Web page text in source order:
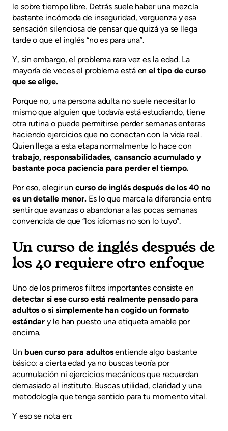
le sobre tiempo libre. Detrás suele haber una mezcla
bastante incómoda de inseguridad, vergüenza y esa
sensación silenciosa de pensar que quizá ya se llega
tarde o que el inglés “no es para una”.
Y, sin embargo, el problema rara vez es la edad. La
mayoría de veces el problema está enel tipo de curso
que se elige.
Porque no, una persona adulta no suele necesitar lo
mismo que alguien que todavía está estudiando, tiene
otra rutina o puede permitirse perder semanas enteras
haciendo ejercicios que no conectan con la vida real.
Quien llega a esta etapa normalmente lo hace con
trabajo, responsabilidades, cansancio acumulado y
bastante poca paciencia para perder el tiempo.
Por eso, elegir uncurso de inglés después de los 40 no
es un detalle menor. Es lo que marca la diferencia entre
sentir que avanzas o abandonar a las pocas semanas
convencida de que “los idiomas no son lo tuyo”.
Un curso de inglés después de
los 40 requiere otro enfoque
Uno de los primeros filtros importantes consiste en
detectar si ese curso está realmente pensado para
adultos o si simplemente han cogido un formato
estándar y le han puesto una etiqueta amable por
encima.
Un buen curso para adultosentiende algo bastante
básico: a cierta edad ya no buscas teoría por
acumulación ni ejercicios mecánicos que recuerdan
demasiado al instituto. Buscas utilidad, claridad y una
metodología que tenga sentido para tu momento vital.
Y eso se nota en: